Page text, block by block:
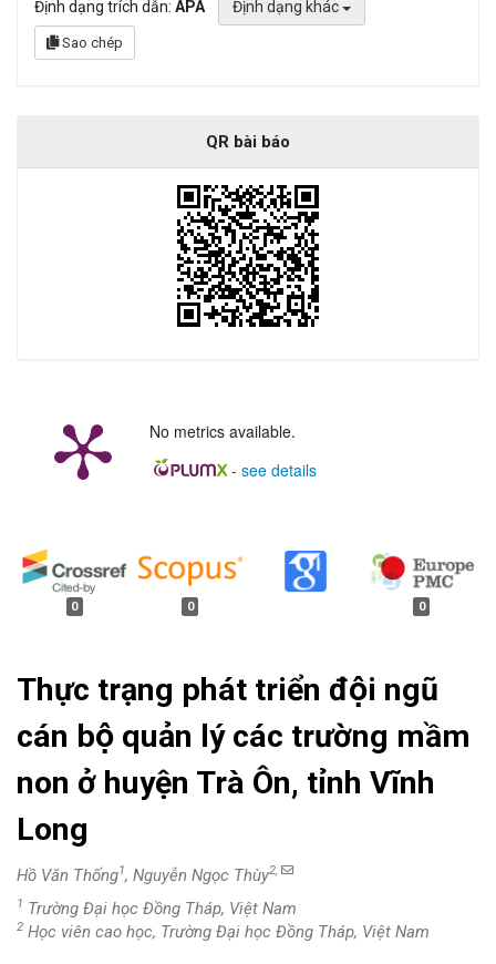
Định dạng trích dẫn: APA Định dạng khác
Sao chép
QR bài báo
No metrics available.
- see details
0 0 0
Thực trạng phát triển đội ngũ
cán bộ quản lý các trường mầm
non ở huyện Trà Ôn, tỉnh Vĩnh
Long
Hồ Văn Thống1, Nguyễn Ngọc Thùy2,
1 Trường Đại học Đồng Tháp, Việt Nam
2 Học viên cao học, Trường Đại học Đồng Tháp, Việt Nam